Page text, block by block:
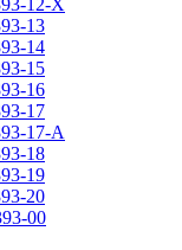
13
14
15
16
17
17-A
18
19
20
00